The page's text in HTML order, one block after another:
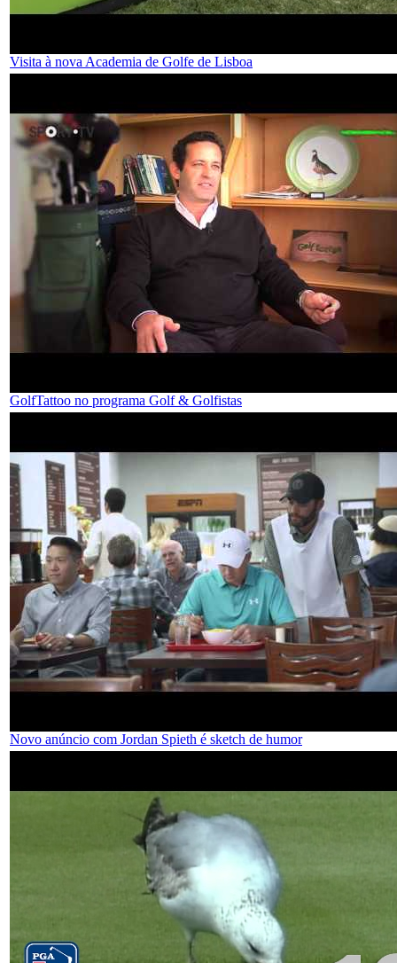
Visita à nova Academia de Golfe de Lisboa
GolfTattoo no programa Golf & Golfistas
Novo anúncio com Jordan Spieth é sketch de humor